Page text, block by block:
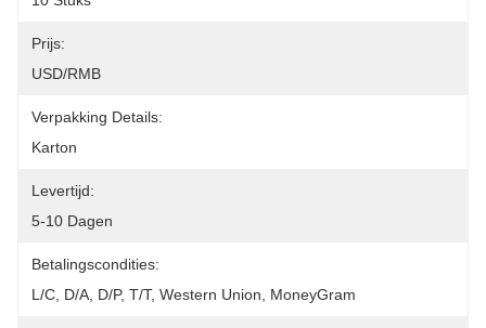
Prijs:
USD/RMB
Verpakking Details:
Karton
Levertijd:
5-10 Dagen
Betalingscondities:
L/C, D/A, D/P, T/T, Western Union, MoneyGram